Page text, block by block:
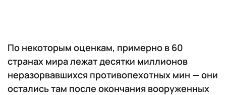
По некоторым оценкам, примерно в 60
странах мира лежат десятки миллионов
неразорвавшихся противопехотных мин — они
остались там после окончания вооруженных